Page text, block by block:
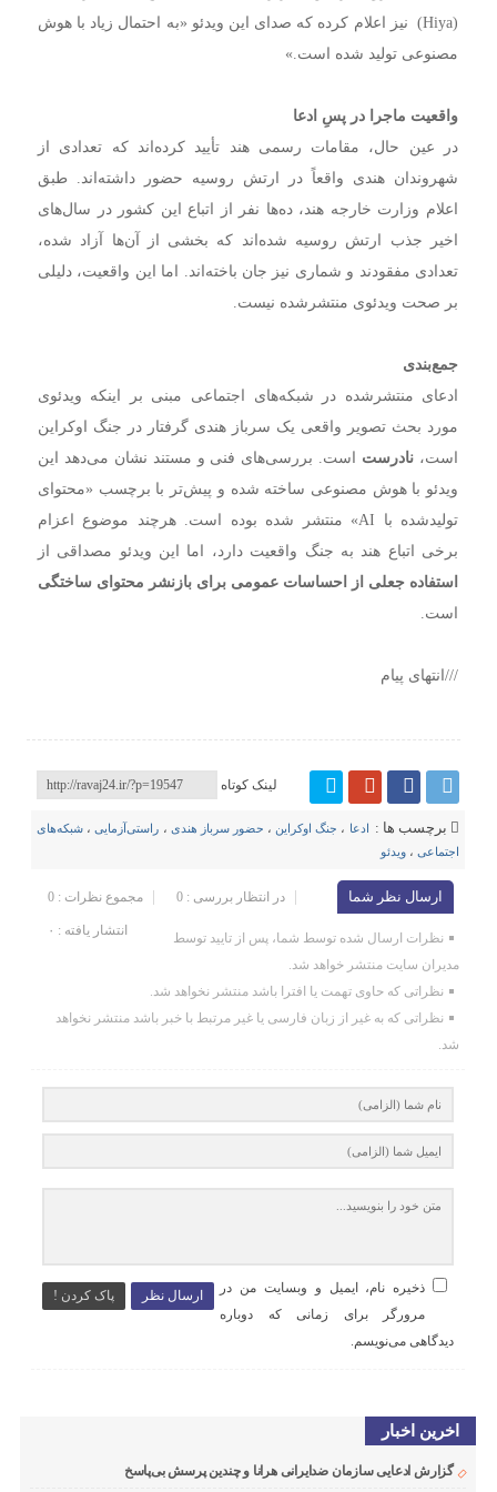
(Hiya) نیز اعلام کرده که صدای این ویدئو «به احتمال زیاد با هوش
مصنوعی تولید شده است.»
واقعیت ماجرا در پسِ ادعا
در عین حال، مقامات رسمی هند تأیید کرده‌اند که تعدادی از
شهروندان هندی واقعاً در ارتش روسیه حضور داشته‌اند. طبق
اعلام وزارت خارجه هند، ده‌ها نفر از اتباع این کشور در سال‌های
اخیر جذب ارتش روسیه شده‌اند که بخشی از آن‌ها آزاد شده،
تعدادی مفقودند و شماری نیز جان باخته‌اند. اما این واقعیت، دلیلی
بر صحت ویدئوی منتشرشده نیست.
جمع‌بندی
ادعای منتشرشده در شبکه‌های اجتماعی مبنی بر اینکه ویدئوی
مورد بحث تصویر واقعی یک سرباز هندی گرفتار در جنگ اوکراین
است، نادرست است. بررسی‌های فنی و مستند نشان می‌دهد این
ویدئو با هوش مصنوعی ساخته شده و پیش‌تر با برچسب «محتوای
تولیدشده با AI» منتشر شده بوده است. هرچند موضوع اعزام
برخی اتباع هند به جنگ واقعیت دارد، اما این ویدئو مصداقی از
استفاده جعلی از احساسات عمومی برای بازنشر محتوای ساختگی
است.
///انتهای پیام
لینک کوتاه
برچسب ها : ادعا ، جنگ اوکراین، حضور سرباز هندی ، راستی‌آزمایی، شبکه‌های
اجتماعی ،ویدئو
ارسال نظر شما مجموع نظرات : 0 در انتظار بررسی : 0
انتشار یافته : ۰
نظرات ارسال شده توسط شما، پس از تایید توسط
مدیران سایت منتشر خواهد شد.
نظراتی که حاوی تهمت یا افترا باشد منتشر نخواهد شد.
نظراتی که به غیر از زبان فارسی یا غیر مرتبط با خبر باشد منتشر نخواهد
شد.
ارسال نظر پاک کردن !
ذخیره نام، ایمیل و وبسایت من در
مرورگر برای زمانی که دوباره
دیدگاهی می‌نویسم.
اخرین اخبار
گزارش ادعایی سازمان ضدایرانی هرانا و چندین پرسش بی‌پاسخ